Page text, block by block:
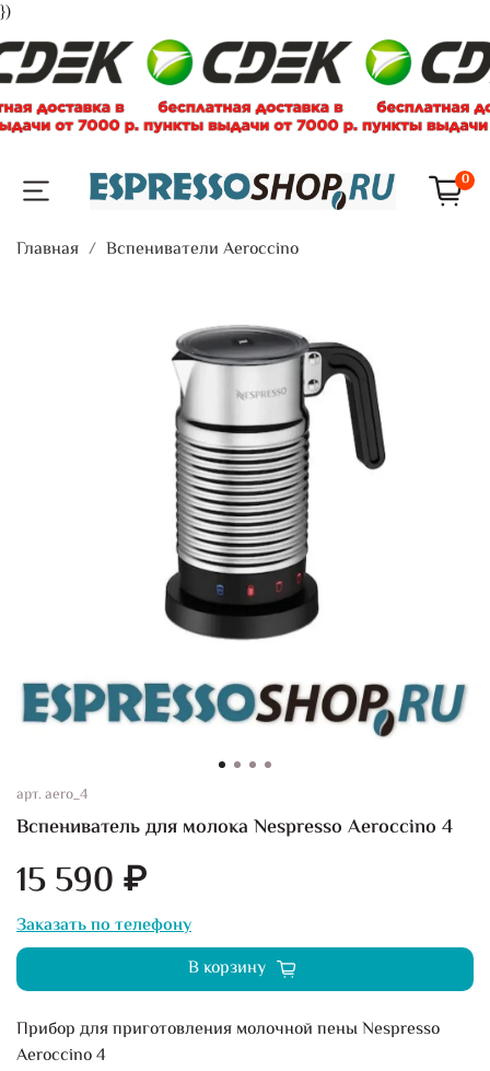
})
0
Главная Вспениватели Аeroccino
арт.aero_4
Вспениватель для молока Nespresso Aeroccino 4
15 590 ₽
Заказать по телефону
В корзину
Прибор для приготовления молочной пены Nespresso
Aeroccino 4